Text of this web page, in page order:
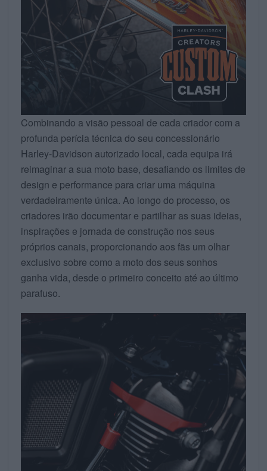
Combinando a visão pessoal de cada criador com a
profunda perícia técnica do seu concessionário
Harley-Davidson autorizado local, cada equipa irá
reimaginar a sua moto base, desafiando os limites de
design e performance para criar uma máquina
verdadeiramente única. Ao longo do processo, os
criadores irão documentar e partilhar as suas ideias,
inspirações e jornada de construção nos seus
próprios canais, proporcionando aos fãs um olhar
exclusivo sobre como a moto dos seus sonhos
ganha vida, desde o primeiro conceito até ao último
parafuso.